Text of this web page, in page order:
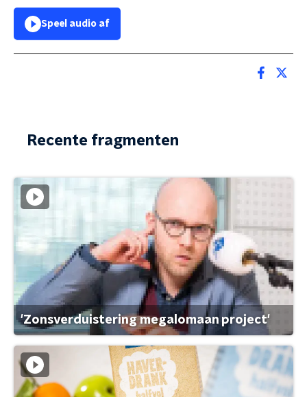
Speel audio af
Recente fragmenten
'Zonsverduistering megalomaan project'